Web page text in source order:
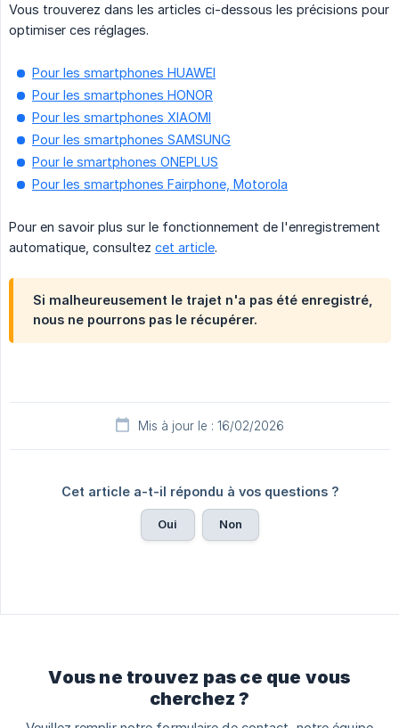
Vous trouverez dans les articles ci-dessous les précisions pour
optimiser ces réglages.
Pour les smartphones HUAWEI
Pour les smartphones HONOR
Pour les smartphones XIAOMI
Pour les smartphones SAMSUNG
Pour le smartphones ONEPLUS
Pour les smartphones Fairphone, Motorola
Pour en savoir plus sur le fonctionnement de l'enregistrement
automatique, consultez cet article.
Si malheureusement le trajet n'a pas été enregistré,
nous ne pourrons pas le récupérer.
Mis à jour le : 16/02/2026
Cet article a-t-il répondu à vos questions ?
Oui Non
Vous ne trouvez pas ce que vous
cherchez ?